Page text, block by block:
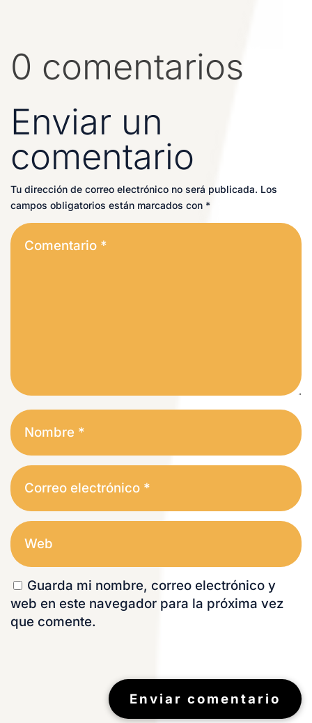
0 comentarios
Enviar un
comentario
Tu dirección de correo electrónico no será publicada. Los
campos obligatorios están marcados con *
Guarda mi nombre, correo electrónico y
web en este navegador para la próxima vez
que comente.
Enviar comentario